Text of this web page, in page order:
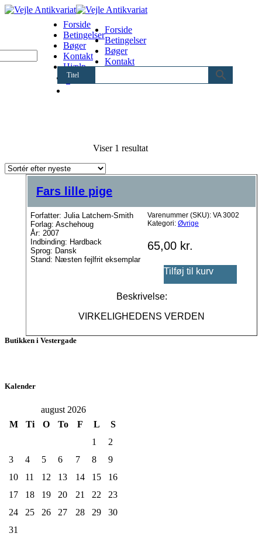
Titel
Forside
Betingelser
Bøger
Kontakt
Hjælp
Forside
Betingelser
Bøger
Kontakt
Viser 1 resultat
Fars lille pige
Forfatter: Julia Latchem-Smith
Forlag: Aschehoug
År: 2007
Indbinding: Hardback
Sprog: Dansk
Stand: Næsten fejlfrit eksemplar
Varenummer (SKU): VA 3002
Kategori: Øvrige
65,00 kr.
Tilføj til kurv
Beskrivelse:
VIRKELIGHEDENS VERDEN
Butikken i Vestergade
Kalender
august 2026
M
Ti O To F L
S
1
2
3
4 5 6 7 8
9
10
11 12 13 14 15
16
17
18 19 20 21 22
23
24
25 26 27 28 29
30
31